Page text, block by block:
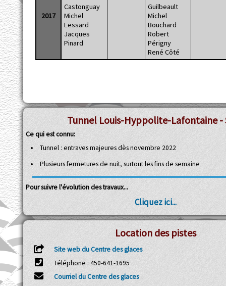
2017
Castonguay
Michel
Lessard
Jacques
Pinard
Guilbeault
Michel
Bouchard
Robert
Périgny
René Côté
Tunnel Louis-Hyppolite-Lafontaine -
Ce qui est connu:
Tunnel : entraves majeures dès novembre 2022
Plusieurs fermetures de nuit, surtout les fins de semaine
Pour suivre l'évolution des travaux...
Cliquez ici...
Location des pistes
Site web du Centre des glaces
Téléphone : 450-641-1695
Courriel du Centre des glaces